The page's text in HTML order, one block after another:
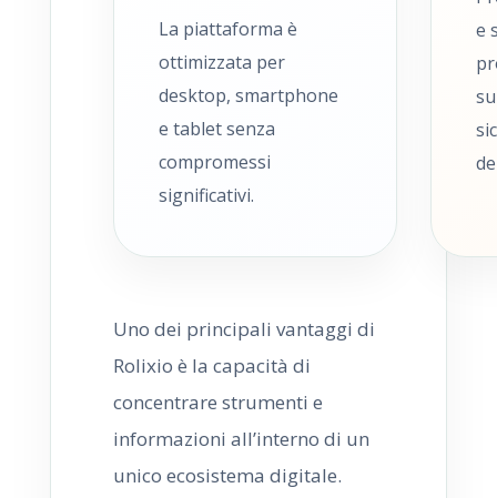
La piattaforma è
ottimizzata per
desktop, smartphone
e tablet senza
compromessi
significativi.
e
Uno dei principali vantaggi di
Rolixio è la capacità di
concentrare strumenti e
informazioni all’interno di un
unico ecosistema digitale.